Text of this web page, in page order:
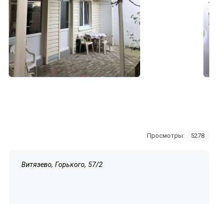
Просмотры: 5278
Витязево, Горького, 57/2